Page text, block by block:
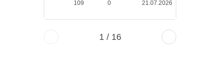
109 0 21.07.2026
1 / 16